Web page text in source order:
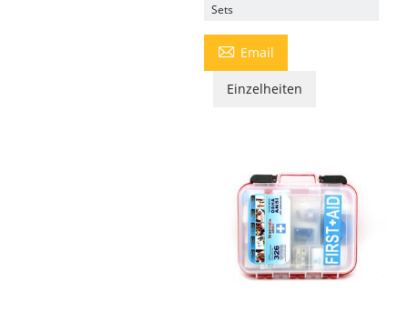
Sets
 Email
Einzelheiten